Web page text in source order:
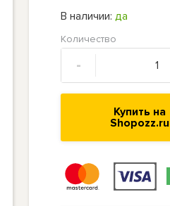
В наличии:да
Количество
-
Купить на
Shopozz.ru